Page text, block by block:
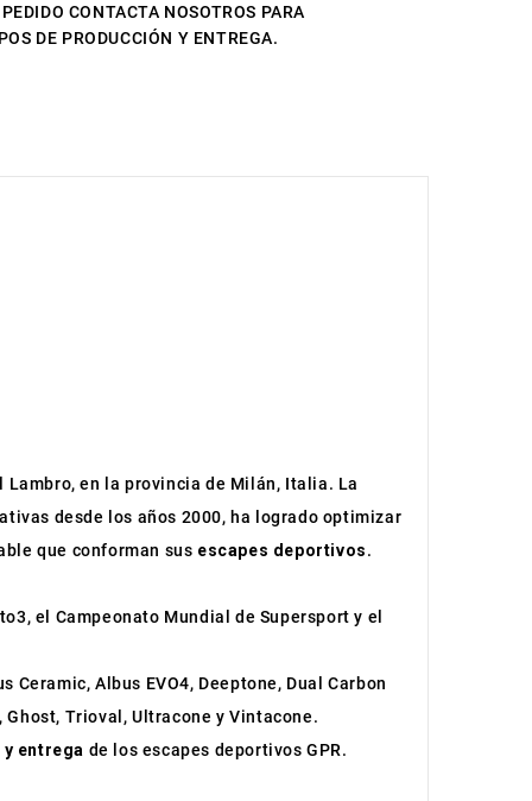
CONTACTA NOSOTROS PARA
DE PRODUCCIÓN Y ENTREGA.
en la provincia de Milán, Italia. La
desde los años 2000, ha logrado optimizar
que conforman sus escapes deportivos.
el Campeonato Mundial de Supersport y el
Ceramic, Albus EVO4, Deeptone, Dual Carbon
Ghost, Trioval, Ultracone y Vintacone.
entrega de los escapes deportivos GPR.